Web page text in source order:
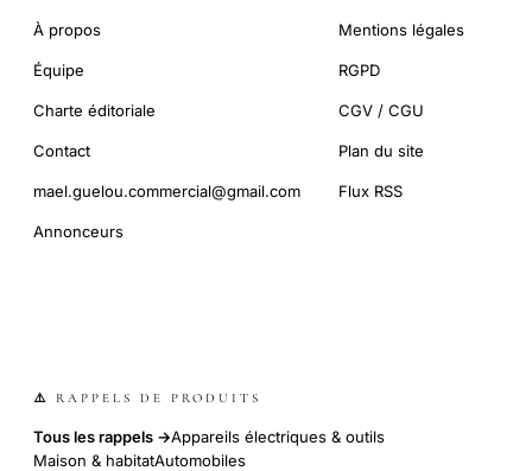
À propos
Équipe
Charte éditoriale
Contact
mael.guelou.commercial@gmail.com
Annonceurs
Mentions légales
RGPD
CGV / CGU
Plan du site
Flux RSS
⚠️ RAPPELS DE PRODUITS
Tous les rappels →Appareils électriques & outils
Maison & habitatAutomobiles